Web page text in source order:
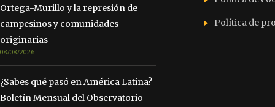
Ortega-Murillo y la represión de
campesinos y comunidades
originarias
08/08/2026
¿Sabes qué pasó en América Latina?
Boletín Mensual del Observatorio
Política de